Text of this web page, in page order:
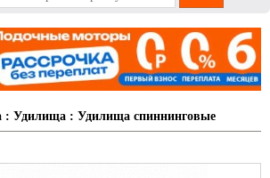
: Удилища : Удилища спиннинговые